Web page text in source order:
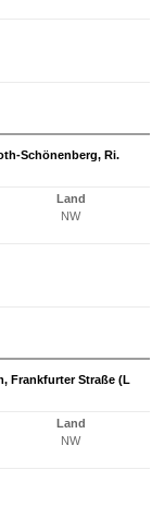
Schönenberg, Ri.
Land
NW
Frankfurter Straße (L
Land
NW